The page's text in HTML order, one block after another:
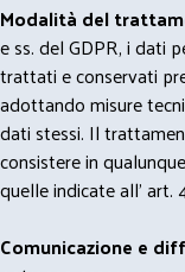
Modalità del
e ss. del GDPR, i dati
trattati e conservati
adottando misure
dati stessi. Il
consistere in
quelle indicate all' art.
Comunicazione e